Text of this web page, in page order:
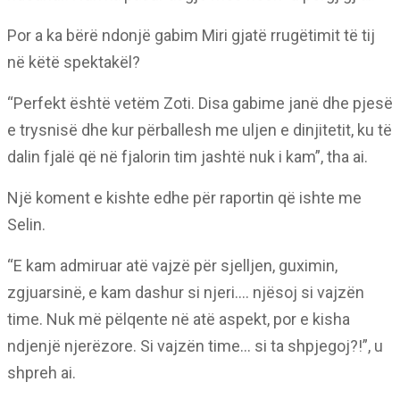
Por a ka bërë ndonjë gabim Miri gjatë rrugëtimit të tij
në këtë spektakël?
“Perfekt është vetëm Zoti. Disa gabime janë dhe pjesë
e trysnisë dhe kur përballesh me uljen e dinjitetit, ku të
dalin fjalë që në fjalorin tim jashtë nuk i kam”, tha ai.
Një koment e kishte edhe për raportin që ishte me
Selin.
“E kam admiruar atë vajzë për sjelljen, guximin,
zgjuarsinë, e kam dashur si njeri…. njësoj si vajzën
time. Nuk më pëlqente në atë aspekt, por e kisha
ndjenjë njerëzore. Si vajzën time… si ta shpjegoj?!”, u
shpreh ai.